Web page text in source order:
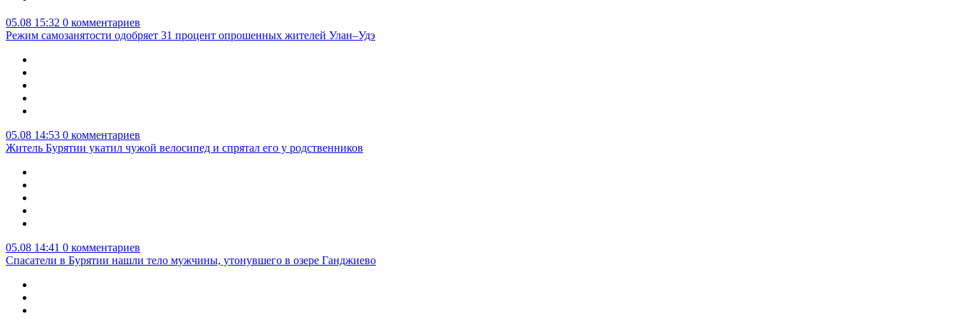
05.08 15:32 0 комментариев
Режим самозанятости одобряет 31 процент опрошенных жителей Улан–Удэ
05.08 14:53 0 комментариев
Житель Бурятии укатил чужой велосипед и спрятал его у родственников
05.08 14:41 0 комментариев
Спасатели в Бурятии нашли тело мужчины, утонувшего в озере Ганджиево